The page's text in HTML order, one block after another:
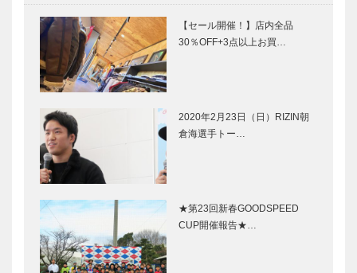
【セール開催！】店内全品
30％OFF+3点以上お買…
2020年2月23日（日）RIZIN朝
倉海選手トー…
★第23回新春GOODSPEED
CUP開催報告★…